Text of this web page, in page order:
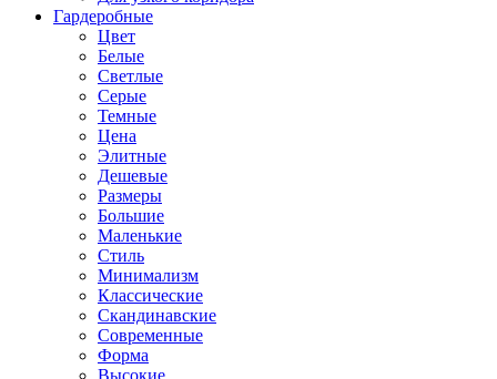
Гардеробные
Цвет
Белые
Светлые
Серые
Темные
Цена
Элитные
Дешевые
Размеры
Большие
Маленькие
Стиль
Минимализм
Классические
Скандинавские
Современные
Форма
Высокие